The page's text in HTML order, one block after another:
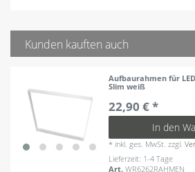
Kunden kauften auch
Aufbaurahmen für
Slim weiß
22,90 € *
In den
* inkl. ges. MwSt. zzgl.
Lieferzeit: 1-4 Tage
Art.WR6262RAHMEN